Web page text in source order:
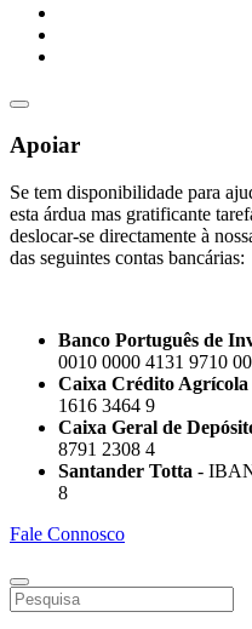
Apoiar
Se tem disponibilidade para
esta árdua mas gratificante
deslocar-se directamente à
das seguintes contas bancárias:
Banco Português de
0010 0000 4131 9710
Caixa Crédito Agrícola
1616 3464 9
Caixa Geral de
8791 2308 4
Santander Totta -
8
Fale Connosco